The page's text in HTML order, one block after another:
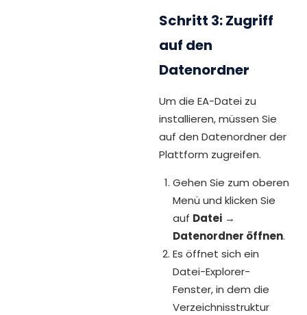
Schritt 3: Zugriff
auf den
Datenordner
Um die EA-Datei zu
installieren, müssen Sie
auf den Datenordner der
Plattform zugreifen.
Gehen Sie zum oberen
Menü und klicken Sie
auf Datei →
Datenordner öffnen.
Es öffnet sich ein
Datei-Explorer-
Fenster, in dem die
Verzeichnisstruktur